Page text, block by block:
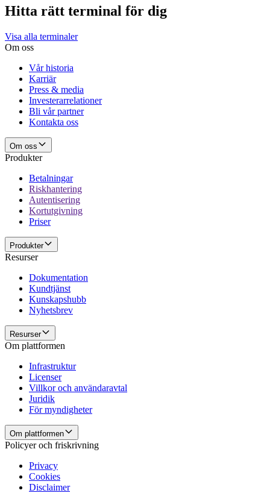
Hitta rätt terminal för dig
Visa alla terminaler
Om oss
Vår historia
Karriär
Press & media
Investerarrelationer
Bli vår partner
Kontakta oss
Om oss
Produkter
Betalningar
Riskhantering
Autentisering
Kortutgivning
Priser
Produkter
Resurser
Dokumentation
Kundtjänst
Kunskapshubb
Nyhetsbrev
Resurser
Om plattformen
Infrastruktur
Licenser
Villkor och användaravtal
Juridik
För myndigheter
Om plattformen
Policyer och friskrivning
Privacy
Cookies
Disclaimer